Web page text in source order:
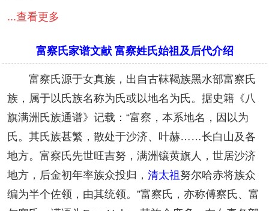
...查看更多
富察氏家谱文献 富察姓氏始祖及后代介绍
富察氏源于女真族，出自古靺鞨族黑水部富察氏
族，属于以氏族名称为氏或以地名为氏。据史籍《八
旗满洲氏族通谱》记载：“富察，本系地名，因以为
氏。其氏族甚繁，散处于沙济、叶赫……长白山及各
地方。富察氏先世旺吉努，满洲镶黄旗人，世居沙济
地方，后金初年率族众投归， 清太祖 努尔哈赤将族众
编为半个佐领，由其统领。”富察氏，亦称傅察氏、富